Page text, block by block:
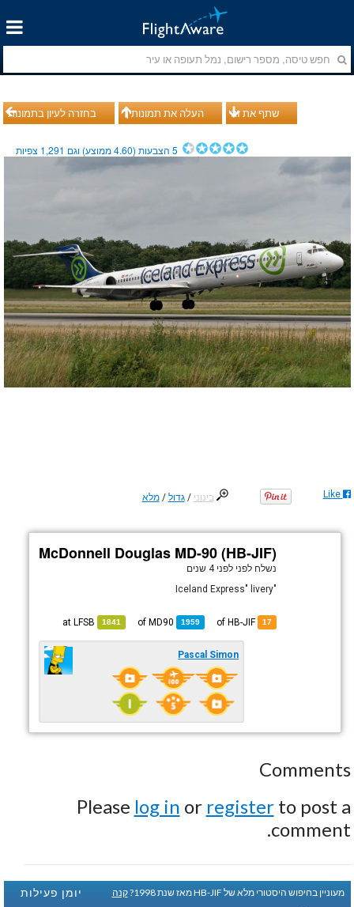
בחזרה לעיון בתמונות העלה את תמונותיך שתף את זה
5הצבעות (4.60ממוצע) וגם 1,291 צפיות
בינוני /גדול /מלא Like
McDonnell Douglas MD-90 (HB-JIF)
נשלח לפני לפני 4 שנים
"Iceland Express" livery
17
of HB-JIF
1959
MD90
1841
LFSB
Pascal Simon
Comments
Please log in or registerto post a
comment.
יומן פעילות מעוניין בחיפוש היסטורי מלא של HB-JIF מאז שנת 1998?
קנה